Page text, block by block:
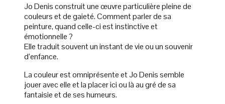
Jo Denis construit une œuvre particulière pleine de
couleurs et de gaieté. Comment parler de sa
peinture, quand celle-ci est instinctive et
émotionnelle ?
Elle traduit souvent un instant de vie ou un souvenir
d’enfance.
La couleur est omniprésente et Jo Denis semble
jouer avec elle et la placer ici ou là au gré de sa
fantaisie et de ses humeurs.